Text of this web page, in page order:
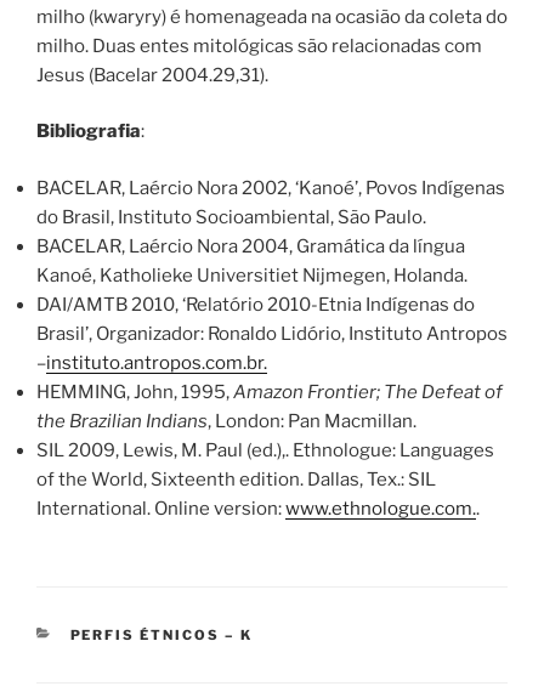
milho (kwaryry) é homenageada na ocasião da coleta do
milho. Duas entes mitológicas são relacionadas com
Jesus (Bacelar 2004.29,31).
Bibliografia:
BACELAR, Laércio Nora 2002, ‘Kanoé’, Povos Indígenas
do Brasil, Instituto Socioambiental, São Paulo.
BACELAR, Laércio Nora 2004, Gramática da língua
Kanoé, Katholieke Universitiet Nijmegen, Holanda.
DAI/AMTB 2010, ‘Relatório 2010-Etnia Indígenas do
Brasil’, Organizador: Ronaldo Lidório, Instituto Antropos
–instituto.antropos.com.br.
HEMMING, John, 1995,Amazon Frontier; The Defeat of
the Brazilian Indians, London: Pan Macmillan.
SIL 2009, Lewis, M. Paul (ed.),. Ethnologue: Languages
of the World, Sixteenth edition. Dallas, Tex.: SIL
International. Online version:www.ethnologue.com..
CATEGORIES
PERFIS ÉTNICOS – K